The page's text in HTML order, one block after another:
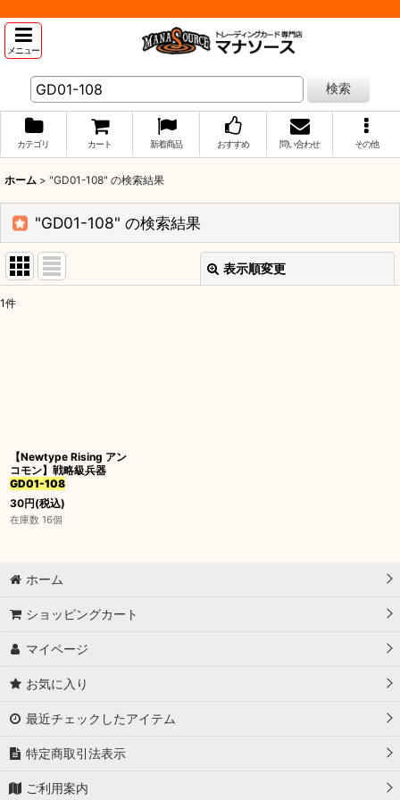
メニュー
検索
カテゴリ カート 新着商品 おすすめ 問い合わせ その他
ホーム > "GD01-108" の検索結果
"GD01-108" の検索結果
表示順変更
1件
【Newtype Rising アン
コモン】戦略級兵器
GD01-108
30円(税込)
在庫数 16個
ホーム
ショッピングカート
マイページ
お気に入り
最近チェックしたアイテム
特定商取引法表示
ご利用案内